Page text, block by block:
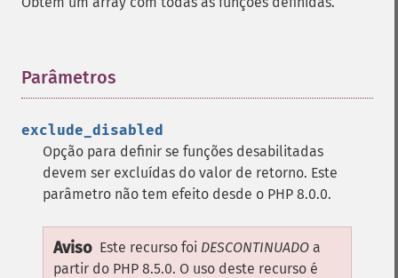
Parâmetros
exclude_disabled
Opção para definir se funções desabilitadas
devem ser excluídas do valor de retorno. Este
parâmetro não tem efeito desde o PHP 8.0.0.
Aviso Este recurso foi DESCONTINUADO a
partir do PHP 8.5.0. O uso deste recurso é